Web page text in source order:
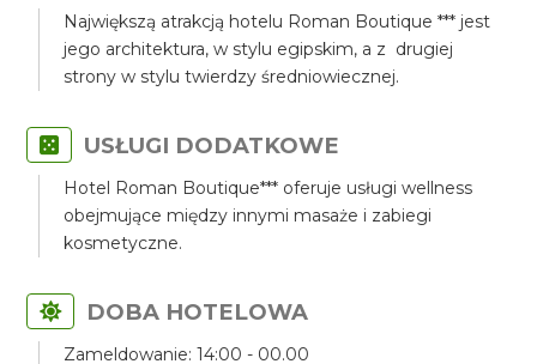
Największą atrakcją hotelu Roman Boutique *** jest
jego architektura, w stylu egipskim, a z drugiej
strony w stylu twierdzy średniowiecznej.
USŁUGI DODATKOWE
Hotel Roman Boutique*** oferuje usługi wellness
obejmujące między innymi masaże i zabiegi
kosmetyczne.
DOBA HOTELOWA
Zameldowanie: 14:00 - 00.00